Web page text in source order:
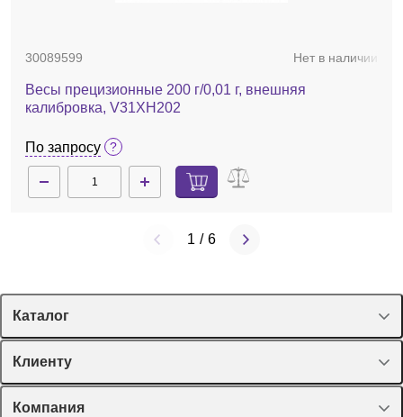
30089599 Нет в наличии
Весы прецизионные 200 г/0,01 г, внешняя
калибровка, V31XH202
По запросу
1 / 6
Каталог
Спецпредложения
Оборудование, приборы
Пластик, стекло, принадлежности
Клиенту
Лекторий Диаэм
Компания